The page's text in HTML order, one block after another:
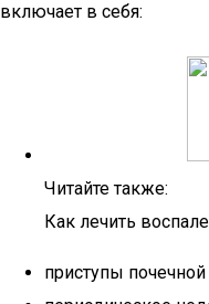
включает в себя:
Читайте также:
Как лечить
приступы